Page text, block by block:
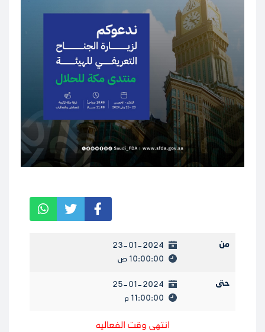
من
23-01-2024
10:00:00 ص
حتى
25-01-2024
11:00:00 م
انتهى وقت الفعاليه